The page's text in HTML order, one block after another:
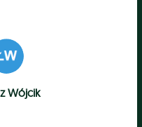
Wójcik